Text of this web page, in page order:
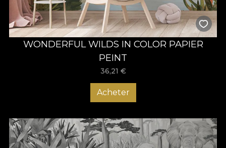
WONDERFUL WILDS IN COLOR PAPIER
PEINT
36,21 €
Acheter